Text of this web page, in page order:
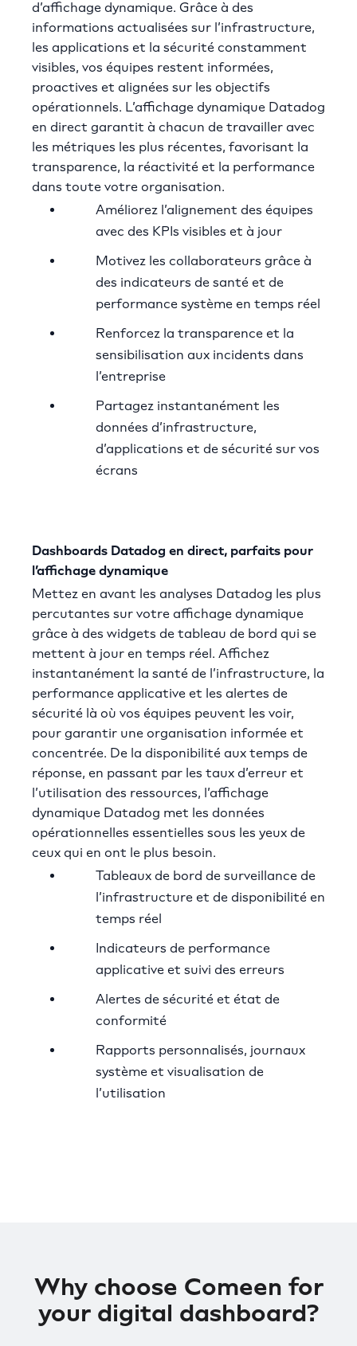
d’affichage dynamique. Grâce à des
informations actualisées sur l’infrastructure,
les applications et la sécurité constamment
visibles, vos équipes restent informées,
proactives et alignées sur les objectifs
opérationnels. L’affichage dynamique Datadog
en direct garantit à chacun de travailler avec
les métriques les plus récentes, favorisant la
transparence, la réactivité et la performance
dans toute votre organisation.
Améliorez l’alignement des équipes
avec des KPIs visibles et à jour
Motivez les collaborateurs grâce à
des indicateurs de santé et de
performance système en temps réel
Renforcez la transparence et la
sensibilisation aux incidents dans
l’entreprise
Partagez instantanément les
données d’infrastructure,
d’applications et de sécurité sur vos
écrans
Dashboards Datadog en direct, parfaits pour
l’affichage dynamique
Mettez en avant les analyses Datadog les plus
percutantes sur votre affichage dynamique
grâce à des widgets de tableau de bord qui se
mettent à jour en temps réel. Affichez
instantanément la santé de l’infrastructure, la
performance applicative et les alertes de
sécurité là où vos équipes peuvent les voir,
pour garantir une organisation informée et
concentrée. De la disponibilité aux temps de
réponse, en passant par les taux d’erreur et
l’utilisation des ressources, l’affichage
dynamique Datadog met les données
opérationnelles essentielles sous les yeux de
ceux qui en ont le plus besoin.
Tableaux de bord de surveillance de
l’infrastructure et de disponibilité en
temps réel
Indicateurs de performance
applicative et suivi des erreurs
Alertes de sécurité et état de
conformité
Rapports personnalisés, journaux
système et visualisation de
l’utilisation
Why choose Comeen for
your digital dashboard?